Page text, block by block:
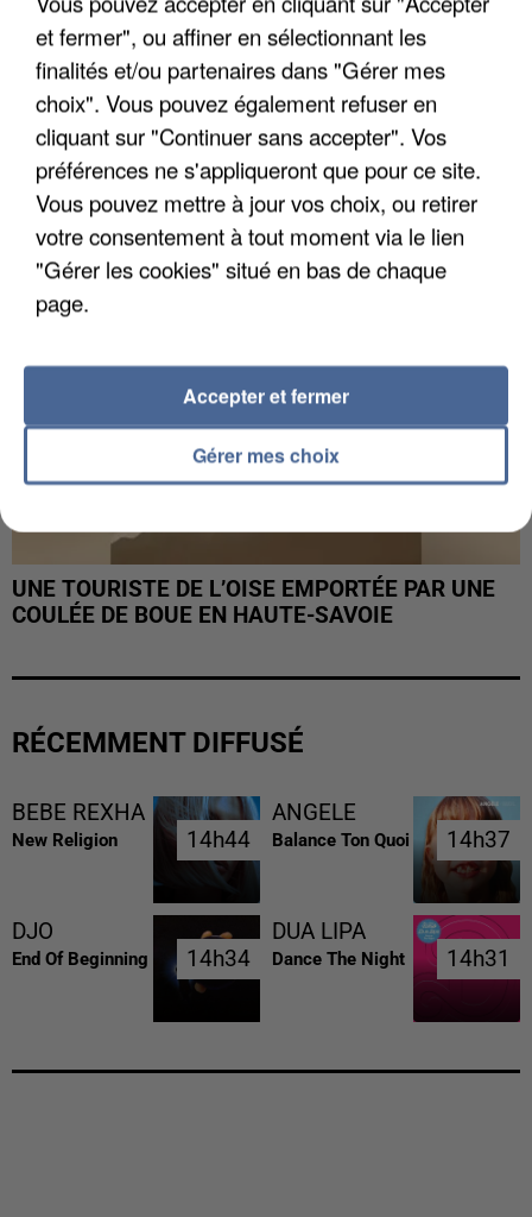
UN SECOND CADRE DE LA DZ MAFIA
INTERPELLÉ EN ALGÉRIE
UNE TOURISTE DE L’OISE EMPORTÉE PAR UNE
COULÉE DE BOUE EN HAUTE-SAVOIE
RÉCEMMENT DIFFUSÉ
BEBE REXHA
New Religion 14h44
14h44
ANGELE
Balance Ton Quoi 14h37
14h37
DJO
End Of Beginning 14h34
14h34
DUA LIPA
Dance The Night 14h31
14h31
et fermer", ou affiner en sélectionnant les
finalités et/ou partenaires dans "Gérer mes
choix". Vous pouvez également refuser en
cliquant sur "Continuer sans accepter". Vos
préférences ne s'appliqueront que pour ce site.
Vous pouvez mettre à jour vos choix, ou retirer
votre consentement à tout moment via le lien
"Gérer les cookies" situé en bas de chaque
page.
Gérer mes choix
Accepter et fermer